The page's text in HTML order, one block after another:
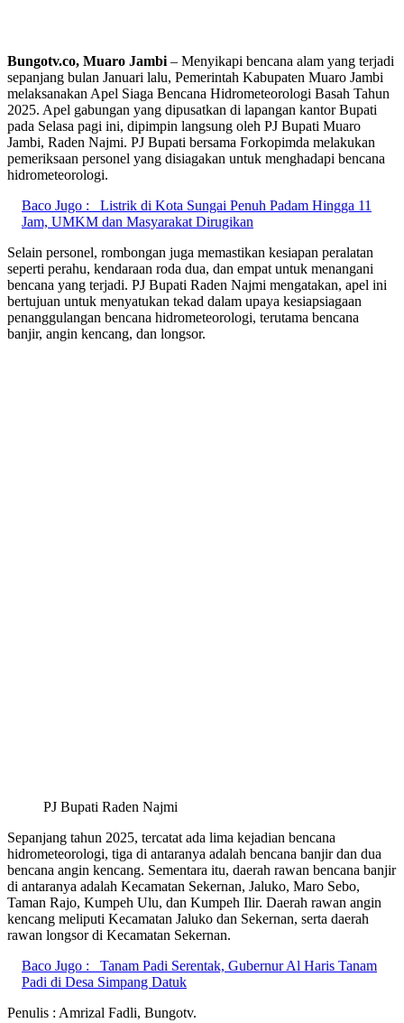
Bungotv.co, Muaro Jambi – Menyikapi bencana alam yang terjadi
sepanjang bulan Januari lalu, Pemerintah Kabupaten Muaro Jambi
melaksanakan Apel Siaga Bencana Hidrometeorologi Basah Tahun
2025. Apel gabungan yang dipusatkan di lapangan kantor Bupati
pada Selasa pagi ini, dipimpin langsung oleh PJ Bupati Muaro
Jambi, Raden Najmi. PJ Bupati bersama Forkopimda melakukan
pemeriksaan personel yang disiagakan untuk menghadapi bencana
hidrometeorologi.
Baco Jugo :
Listrik di Kota Sungai Penuh Padam Hingga 11
Jam, UMKM dan Masyarakat Dirugikan
Selain personel, rombongan juga memastikan kesiapan peralatan
seperti perahu, kendaraan roda dua, dan empat untuk menangani
bencana yang terjadi. PJ Bupati Raden Najmi mengatakan, apel ini
bertujuan untuk menyatukan tekad dalam upaya kesiapsiagaan
penanggulangan bencana hidrometeorologi, terutama bencana
banjir, angin kencang, dan longsor.
PJ Bupati Raden Najmi
Sepanjang tahun 2025, tercatat ada lima kejadian bencana
hidrometeorologi, tiga di antaranya adalah bencana banjir dan dua
bencana angin kencang. Sementara itu, daerah rawan bencana banjir
di antaranya adalah Kecamatan Sekernan, Jaluko, Maro Sebo,
Taman Rajo, Kumpeh Ulu, dan Kumpeh Ilir. Daerah rawan angin
kencang meliputi Kecamatan Jaluko dan Sekernan, serta daerah
rawan longsor di Kecamatan Sekernan.
Baco Jugo :
Tanam Padi Serentak, Gubernur Al Haris Tanam
Padi di Desa Simpang Datuk
Penulis : Amrizal Fadli, Bungotv.